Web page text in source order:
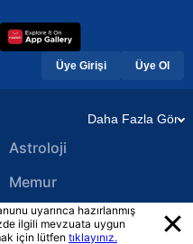
Üye Girişi Üye Ol
Daha Fazla Gör
Astroloji
Memur
Yerel Haberler
uyarınca hazırlanmış
ilgili mevzuata uygun
için lütfen tıklayınız.